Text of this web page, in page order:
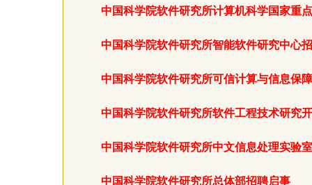
中国科学院软件研究所计算机科学国家重
中国科学院软件研究所智能软件研究中心
中国科学院软件研究所可信计算与信息保
中国科学院软件研究所软件工程技术研究
中国科学院软件研究所中文信息处理实验
中国科学院软件研究所总体部招聘启事